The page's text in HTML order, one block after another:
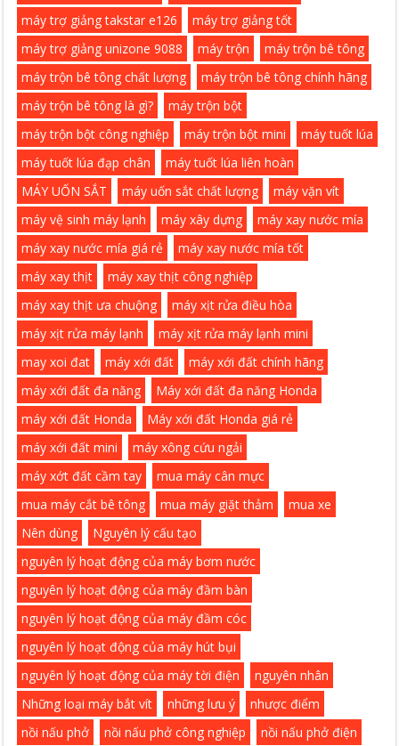
máy trợ giảng takstar e126
máy trợ giảng tốt
máy trợ giảng unizone 9088
máy trộn
máy trộn bê tông
máy trộn bê tông chất lượng
máy trộn bê tông chính hãng
máy trộn bê tông là gì?
máy trộn bột
máy trộn bột công nghiệp
máy trộn bột mini
máy tuốt lúa
máy tuốt lúa đạp chân
máy tuốt lúa liên hoàn
MÁY UỐN SẮT
máy uốn sắt chất lượng
máy vặn vít
máy vệ sinh máy lạnh
máy xây dựng
máy xay nước mía
máy xay nước mía giá rẻ
máy xay nước mía tốt
máy xay thịt
máy xay thịt công nghiệp
máy xay thịt ưa chuộng
máy xịt rửa điều hòa
máy xịt rửa máy lạnh
máy xịt rửa máy lạnh mini
may xoi đat
máy xới đất
máy xới đất chính hãng
máy xới đất đa năng
Máy xới đất đa năng Honda
máy xới đất Honda
Máy xới đất Honda giá rẻ
máy xới đất mini
máy xông cứu ngải
máy xớt đất cầm tay
mua máy cân mực
mua máy cắt bê tông
mua máy giặt thảm
mua xe
Nên dùng
Nguyên lý cấu tạo
nguyên lý hoạt động của máy bơm nước
nguyên lý hoạt động của máy đầm bàn
nguyên lý hoạt động của máy đầm cóc
nguyên lý hoạt động của máy hút bụi
nguyên lý hoạt động của máy tời điện
nguyên nhân
Những loại máy bắt vít
những lưu ý
nhược điểm
nồi nấu phở
nồi nấu phở công nghiệp
nồi nấu phở điện